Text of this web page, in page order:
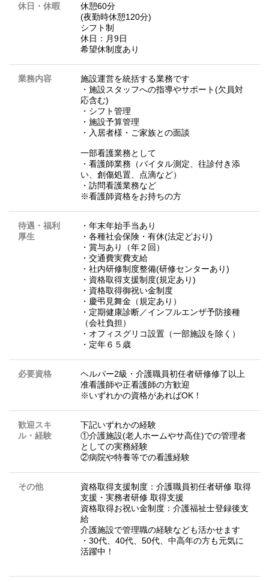
休日・休暇
休憩60分
(夜勤時休憩120分)
シフト制
休日：月9日
希望休制度あり
業務内容
施設運営を統括する業務です
・施設スタッフへの指導やサポート(欠員対
応含む)
・シフト管理
・施設予算管理
・入居者様・ご家族との面談
一部看護業務として
・看護師業務（バイタル測定、往診付き添
い、創傷処置、点滴など）
・訪問看護業務など
※看護師資格をお持ちの方
待遇・福利
厚生
・年末年始手当あり
・各種社会保険・有休(法定どおり)
・賞与あり（年２回）
・交通費実費支給
・社内研修制度整備(研修センターあり)
・資格取得支援制度(規定あり)
・資格取得御祝い金制度
・慶弔見舞金（規定あり）
・定期健康診断／インフルエンザ予防接種
（会社負担）
・オフィスグリコ設置（一部施設を除く）
・定年６５歳
必要資格
ヘルパー2級・介護職員初任者研修修了以上
准看護師や正看護師の方歓迎
※いずれかの資格があればOK！
歓迎スキ
ル・経験
下記いずれかの経験
①介護施設(老人ホームやサ高住)での管理者
としての実務経験
②病院や特養等での看護経験
その他
資格取得支援制度：介護職員初任者研修 取得
支援・実務者研修 取得支援
資格取得お祝い金制度：介護福祉士登録後支
給
介護施設で管理職の経験なども活かせます
・30代、40代、50代、中高年の方も元気に
活躍中！